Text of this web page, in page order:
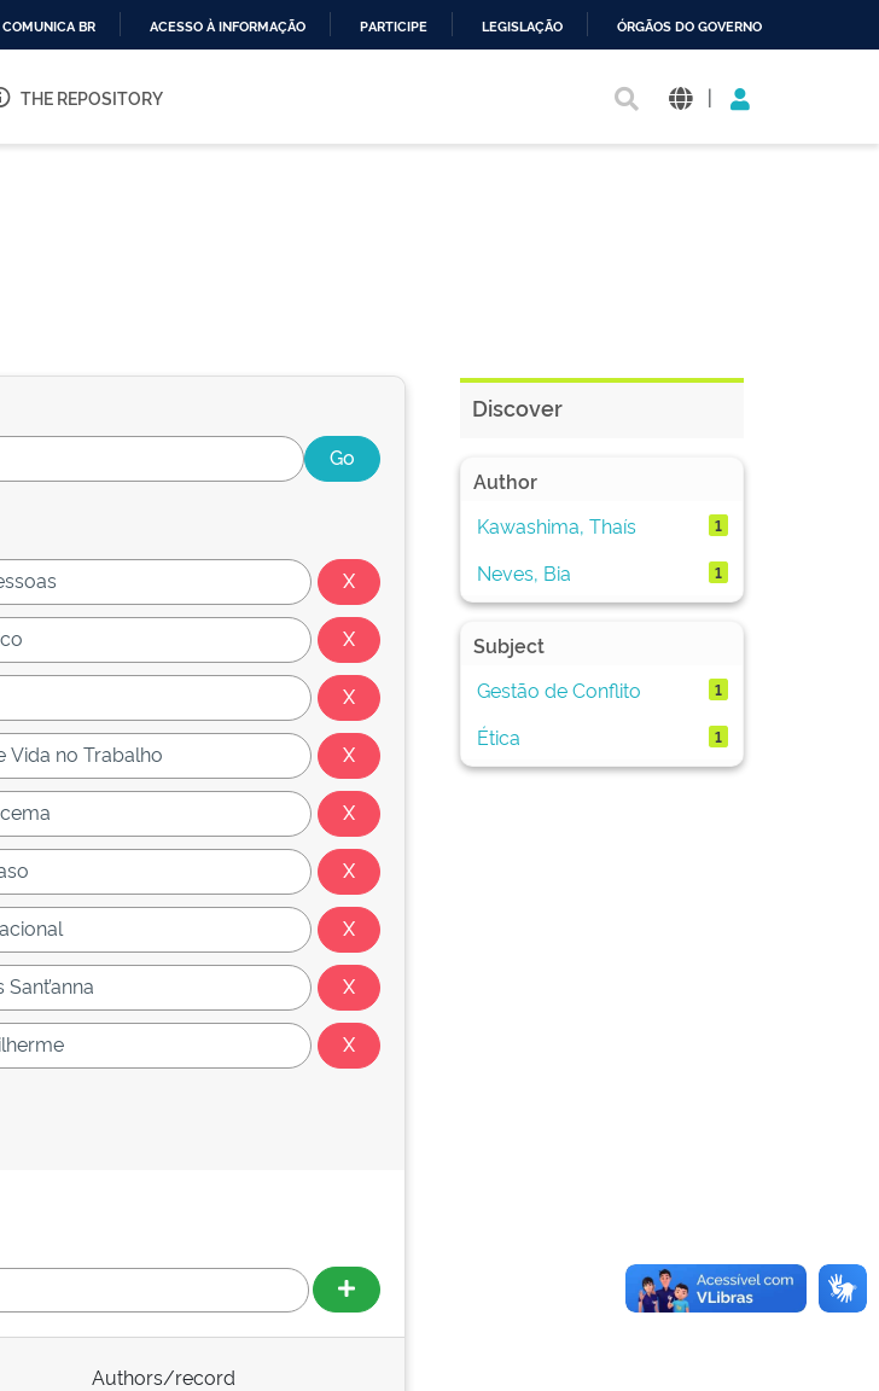
O
COMUNICA BR ACESSO À INFORMAÇÃO PARTICIPE LEGISLAÇÃO ÓRGÃOS DO GOVERNO
THE REPOSITORY |
Authors/record
Discover
Author
Kawashima, Thaís
1
Neves, Bia 1
Subject
Gestão de Conflito
1
Ética 1